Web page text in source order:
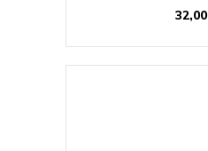
32,00